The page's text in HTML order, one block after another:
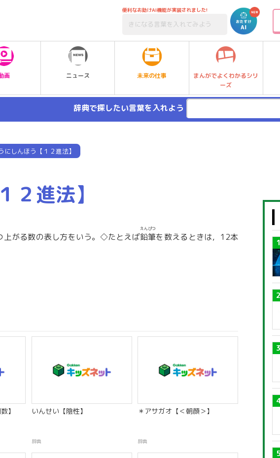
便利なお助けAI機能が実装されました!
画 ニュース 未来の仕事
まんがでよくわかるシリ
ーズ
辞典で探したい言葉を入れよう
にしんほう【１２進法】
２進法】
上がる数の表し方をいう。◇たとえば鉛筆
えんぴつ
を数えるときは，12本
】 いんせい【陰性】
辞典
＊アサガオ【＜朝顔＞】
辞典